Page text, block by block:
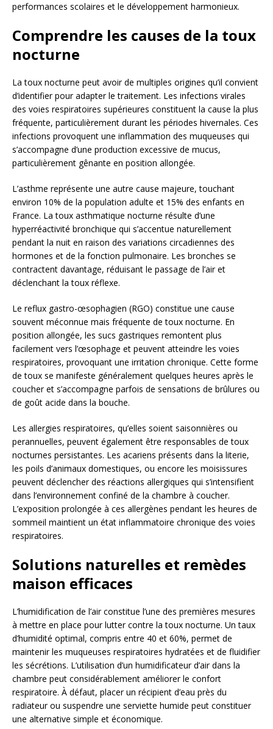
performances scolaires et le développement harmonieux.
Comprendre les causes de la toux
nocturne
La toux nocturne peut avoir de multiples origines qu’il convient
d’identifier pour adapter le traitement. Les infections virales
des voies respiratoires supérieures constituent la cause la plus
fréquente, particulièrement durant les périodes hivernales. Ces
infections provoquent une inflammation des muqueuses qui
s’accompagne d’une production excessive de mucus,
particulièrement gênante en position allongée.
L’asthme représente une autre cause majeure, touchant
environ 10% de la population adulte et 15% des enfants en
France. La toux asthmatique nocturne résulte d’une
hyperréactivité bronchique qui s’accentue naturellement
pendant la nuit en raison des variations circadiennes des
hormones et de la fonction pulmonaire. Les bronches se
contractent davantage, réduisant le passage de l’air et
déclenchant la toux réflexe.
Le reflux gastro-œsophagien (RGO) constitue une cause
souvent méconnue mais fréquente de toux nocturne. En
position allongée, les sucs gastriques remontent plus
facilement vers l’œsophage et peuvent atteindre les voies
respiratoires, provoquant une irritation chronique. Cette forme
de toux se manifeste généralement quelques heures après le
coucher et s’accompagne parfois de sensations de brûlures ou
de goût acide dans la bouche.
Les allergies respiratoires, qu’elles soient saisonnières ou
perannuelles, peuvent également être responsables de toux
nocturnes persistantes. Les acariens présents dans la literie,
les poils d’animaux domestiques, ou encore les moisissures
peuvent déclencher des réactions allergiques qui s’intensifient
dans l’environnement confiné de la chambre à coucher.
L’exposition prolongée à ces allergènes pendant les heures de
sommeil maintient un état inflammatoire chronique des voies
respiratoires.
Solutions naturelles et remèdes
maison efficaces
L’humidification de l’air constitue l’une des premières mesures
à mettre en place pour lutter contre la toux nocturne. Un taux
d’humidité optimal, compris entre 40 et 60%, permet de
maintenir les muqueuses respiratoires hydratées et de fluidifier
les sécrétions. L’utilisation d’un humidificateur d’air dans la
chambre peut considérablement améliorer le confort
respiratoire. À défaut, placer un récipient d’eau près du
radiateur ou suspendre une serviette humide peut constituer
une alternative simple et économique.